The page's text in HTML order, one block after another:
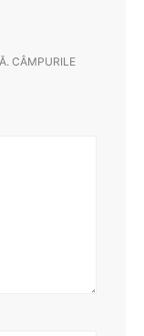
CÂMPURILE